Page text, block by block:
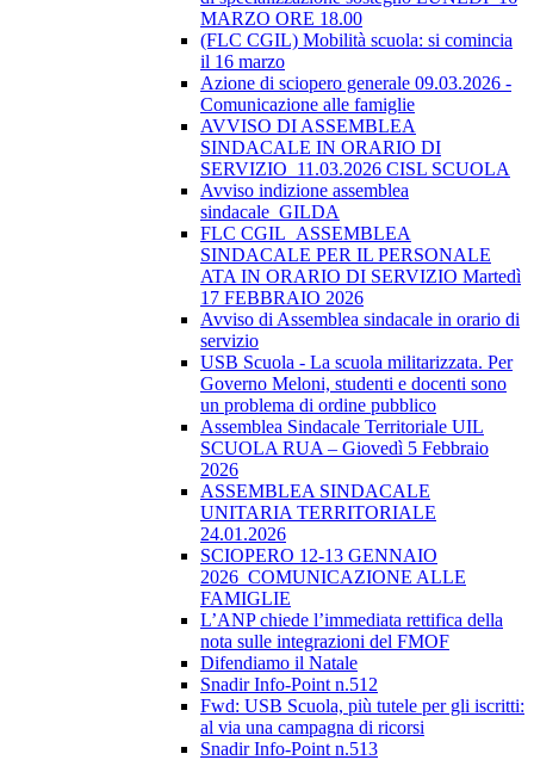
MARZO ORE 18.00
(FLC CGIL) Mobilità scuola: si comincia
il 16 marzo
Azione di sciopero generale 09.03.2026 -
Comunicazione alle famiglie
AVVISO DI ASSEMBLEA
SINDACALE IN ORARIO DI
SERVIZIO_11.03.2026 CISL SCUOLA
Avviso indizione assemblea
sindacale_GILDA
FLC CGIL_ASSEMBLEA
SINDACALE PER IL PERSONALE
ATA IN ORARIO DI SERVIZIO Martedì
17 FEBBRAIO 2026
Avviso di Assemblea sindacale in orario di
servizio
USB Scuola - La scuola militarizzata. Per
Governo Meloni, studenti e docenti sono
un problema di ordine pubblico
Assemblea Sindacale Territoriale UIL
SCUOLA RUA – Giovedì 5 Febbraio
2026
ASSEMBLEA SINDACALE
UNITARIA TERRITORIALE
24.01.2026
SCIOPERO 12-13 GENNAIO
2026_COMUNICAZIONE ALLE
FAMIGLIE
L’ANP chiede l’immediata rettifica della
nota sulle integrazioni del FMOF
Difendiamo il Natale
Snadir Info-Point n.512
Fwd: USB Scuola, più tutele per gli iscritti:
al via una campagna di ricorsi
Snadir Info-Point n.513